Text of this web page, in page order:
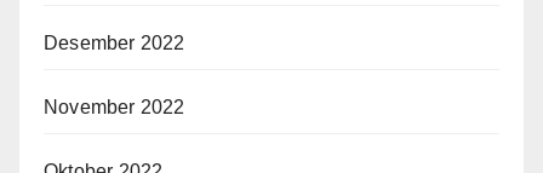
Desember 2022
November 2022